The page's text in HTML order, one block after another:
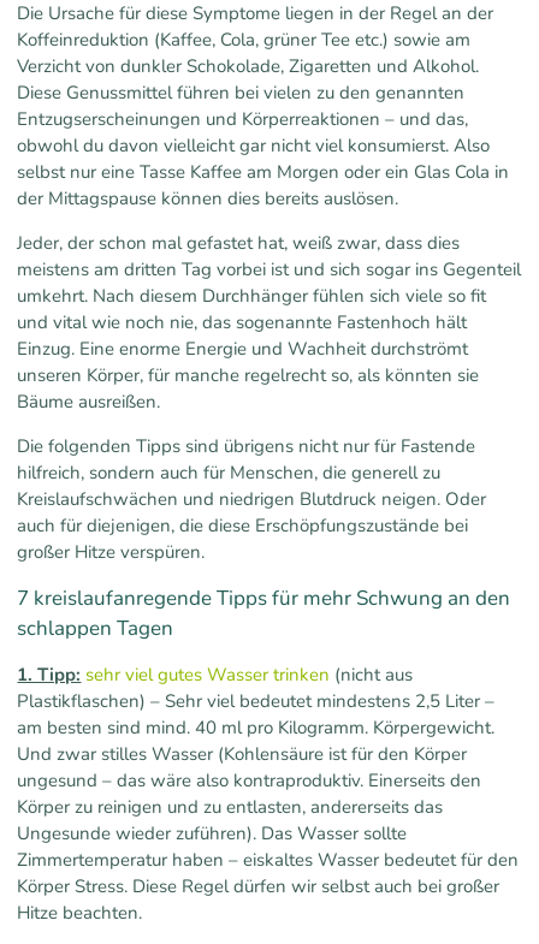
Die Ursache für diese Symptome liegen in der Regel an der
Koffeinreduktion (Kaffee, Cola, grüner Tee etc.) sowie am
Verzicht von dunkler Schokolade, Zigaretten und Alkohol.
Diese Genussmittel führen bei vielen zu den genannten
Entzugserscheinungen und Körperreaktionen – und das,
obwohl du davon vielleicht gar nicht viel konsumierst. Also
selbst nur eine Tasse Kaffee am Morgen oder ein Glas Cola in
der Mittagspause können dies bereits auslösen.
Jeder, der schon mal gefastet hat, weiß zwar, dass dies
meistens am dritten Tag vorbei ist und sich sogar ins Gegenteil
umkehrt. Nach diesem Durchhänger fühlen sich viele so fit
und vital wie noch nie, das sogenannte Fastenhoch hält
Einzug. Eine enorme Energie und Wachheit durchströmt
unseren Körper, für manche regelrecht so, als könnten sie
Bäume ausreißen.
Die folgenden Tipps sind übrigens nicht nur für Fastende
hilfreich, sondern auch für Menschen, die generell zu
Kreislaufschwächen und niedrigen Blutdruck neigen. Oder
auch für diejenigen, die diese Erschöpfungszustände bei
großer Hitze verspüren.
7 kreislaufanregende Tipps für mehr Schwung an den
schlappen Tagen
1. Tipp: sehr viel gutes Wasser trinken (nicht aus
Plastikflaschen) – Sehr viel bedeutet mindestens 2,5 Liter –
am besten sind mind. 40 ml pro Kilogramm. Körpergewicht.
Und zwar stilles Wasser (Kohlensäure ist für den Körper
ungesund – das wäre also kontraproduktiv. Einerseits den
Körper zu reinigen und zu entlasten, andererseits das
Ungesunde wieder zuführen). Das Wasser sollte
Zimmertemperatur haben – eiskaltes Wasser bedeutet für den
Körper Stress. Diese Regel dürfen wir selbst auch bei großer
Hitze beachten.